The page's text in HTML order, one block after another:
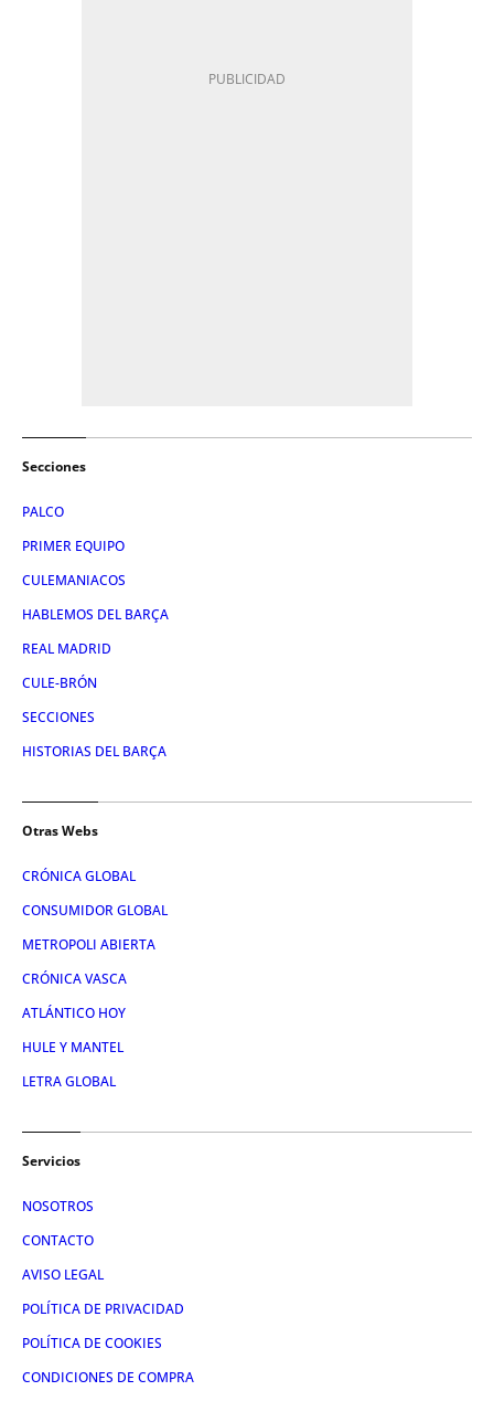
Secciones
PALCO
PRIMER EQUIPO
CULEMANIACOS
HABLEMOS DEL BARÇA
REAL MADRID
CULE-BRÓN
SECCIONES
HISTORIAS DEL BARÇA
Otras Webs
CRÓNICA GLOBAL
CONSUMIDOR GLOBAL
METROPOLI ABIERTA
CRÓNICA VASCA
ATLÁNTICO HOY
HULE Y MANTEL
LETRA GLOBAL
Servicios
NOSOTROS
CONTACTO
AVISO LEGAL
POLÍTICA DE PRIVACIDAD
POLÍTICA DE COOKIES
CONDICIONES DE COMPRA